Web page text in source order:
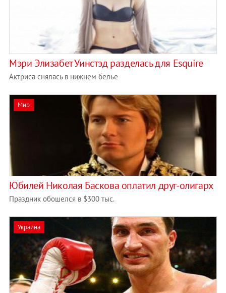
Мэри Элизабет Уинстэд разделась для Esquire
Актриса снялась в нижнем белье
Мир
Юбилей Николая Баскова оплатил друг-олигарх
Праздник обошелся в $300 тыс.
Украина